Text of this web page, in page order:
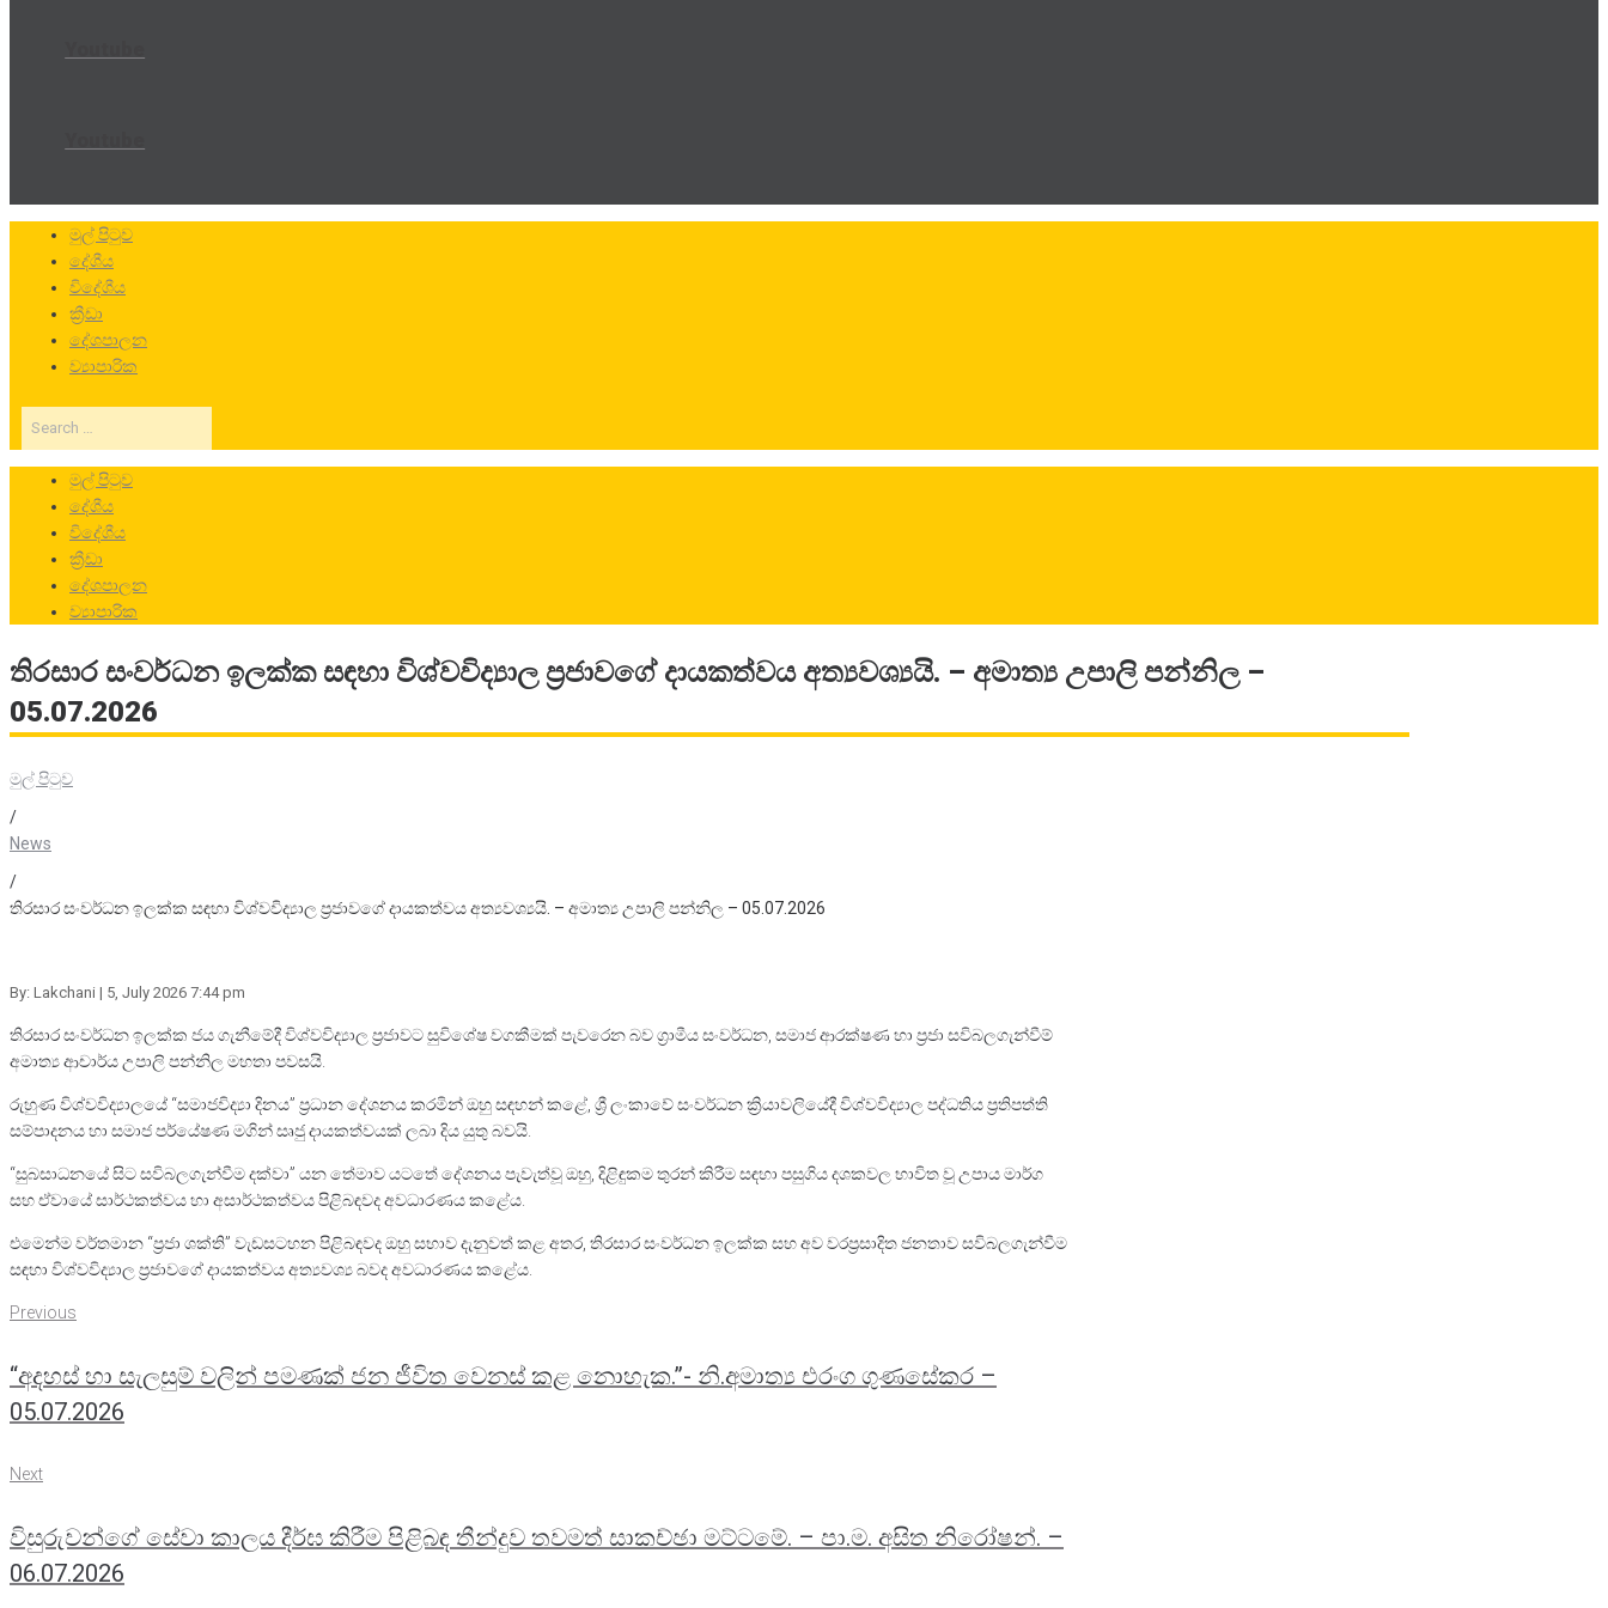
මුල් පිටුව
දේශීය
විදේශීය
ක්‍රීඩා
දේශපාලන
ව්‍යාපාරික
Search
මුල් පිටුව
දේශීය
විදේශීය
ක්‍රීඩා
දේශපාලන
ව්‍යාපාරික
තිරසාර සංවර්ධන ඉලක්ක සඳහා විශ්වවිද්‍යාල ප්‍රජාවගේ දායකත්වය අත්‍යවශ්‍යයි. – අමාත්‍ය උපාලි පන්නිල –
05.07.2026
මුල් පිටුව
/
News
/
තිරසාර සංවර්ධන ඉලක්ක සඳහා විශ්වවිද්‍යාල ප්‍රජාවගේ දායකත්වය අත්‍යවශ්‍යයි. – අමාත්‍ය උපාලි පන්නිල – 05.07.2026
By: Lakchani | 5, July 2026 7:44 pm
තිරසාර සංවර්ධන ඉලක්ක ජය ගැනීමේදී විශ්වවිද්‍යාල ප්‍රජාවට සුවිශේෂ වගකීමක් පැවරෙන බව ග්‍රාමීය සංවර්ධන, සමාජ ආරක්ෂණ හා ප්‍රජා සවිබලගැන්වීම්
අමාත්‍ය ආචාර්ය උපාලි පන්නිල මහතා පවසයි.
රුහුණ විශ්වවිද්‍යාලයේ “සමාජවිද්‍යා දිනය” ප්‍රධාන දේශනය කරමින් ඔහු සඳහන් කළේ, ශ්‍රී ලංකාවේ සංවර්ධන ක්‍රියාවලියේදී විශ්වවිද්‍යාල පද්ධතිය ප්‍රතිපත්ති
සම්පාදනය හා සමාජ පර්යේෂණ මගින් සෘජු දායකත්වයක් ලබා දිය යුතු බවයි.
“සුබසාධනයේ සිට සවිබලගැන්වීම දක්වා” යන තේමාව යටතේ දේශනය පැවැත්වූ ඔහු, දිළිඳුකම තුරන් කිරීම සඳහා පසුගිය දශකවල භාවිත වූ උපාය මාර්ග
සහ ඒවායේ සාර්ථකත්වය හා අසාර්ථකත්වය පිළිබඳවද අවධාරණය කළේය.
එමෙන්ම වර්තමාන “ප්‍රජා ශක්ති” වැඩසටහන පිළිබඳවද ඔහු සභාව දැනුවත් කළ අතර, තිරසාර සංවර්ධන ඉලක්ක සහ අව වරප්‍රසාදිත ජනතාව සවිබලගැන්වීම
සඳහා විශ්වවිද්‍යාල ප්‍රජාවගේ දායකත්වය අත්‍යවශ්‍ය බවද අවධාරණය කළේය.
Post
navigation
Previous
Previous
“අදහස් හා සැලසුම් වලින් පමණක් ජන ජීවිත වෙනස් කළ නොහැක.”- නි.අමාත්‍ය එරංග ගුණසේකර –
05.07.2026
Next
Next
විසුරුවන්ගේ සේවා කාලය දීර්ඝ කිරීම පිළිබඳ තීන්දුව තවමත් සාකච්ඡා මට්ටමේ. – පා.ම. අසිත නිරෝෂන්. –
06.07.2026